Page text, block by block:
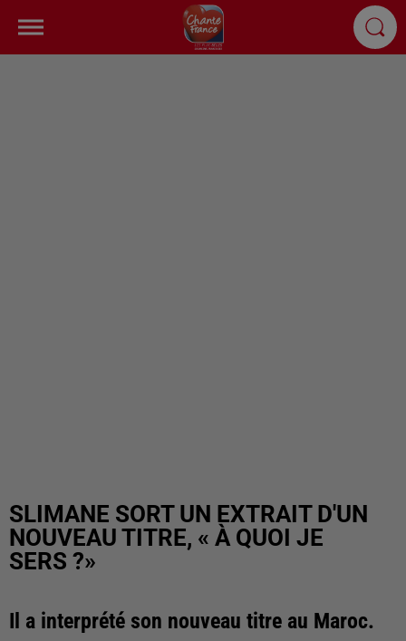
SLIMANE SORT UN EXTRAIT D'UN
NOUVEAU TITRE, « À QUOI JE
SERS ?»
Il a interprété son nouveau titre au Maroc.